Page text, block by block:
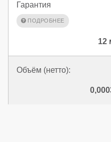
Гарантия
12
Объём (нетто):